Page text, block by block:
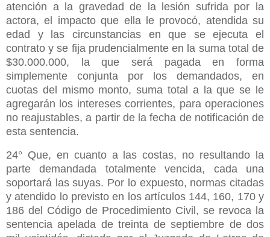
atención a la gravedad de la lesión sufrida por la
actora, el impacto que ella le provocó, atendida su
edad y las circunstancias en que se ejecuta el
contrato y se fija prudencialmente en la suma total de
$30.000.000, la que será pagada en forma
simplemente conjunta por los demandados, en
cuotas del mismo monto, suma total a la que se le
agregarán los intereses corrientes, para operaciones
no reajustables, a partir de la fecha de notificación de
esta sentencia.
24° Que, en cuanto a las costas, no resultando la
parte demandada totalmente vencida, cada una
soportará las suyas. Por lo expuesto, normas citadas
y atendido lo previsto en los artículos 144, 160, 170 y
186 del Código de Procedimiento Civil, se revoca la
sentencia apelada de treinta de septiembre de dos